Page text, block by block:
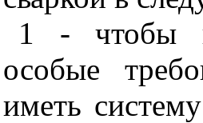
1 - чтобы
особые
иметь